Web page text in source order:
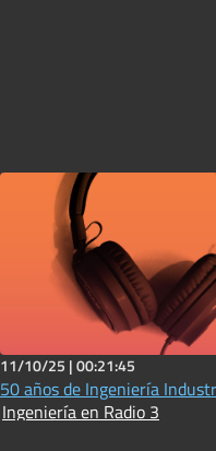
11/10/25 |00:21:45
50 años de Ingeniería
Ingeniería en Radio 3